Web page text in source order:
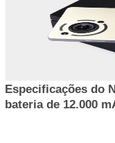
Especificações do
bateria de 12.000